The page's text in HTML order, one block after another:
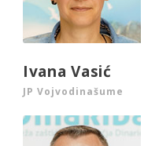
Ivana Vasić
JP Vojvodinašume